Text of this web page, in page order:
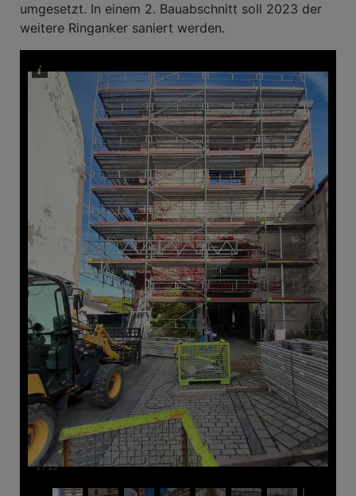
umgesetzt. In einem 2. Bauabschnitt soll 2023 der
weitere Ringanker saniert werden.
1/13